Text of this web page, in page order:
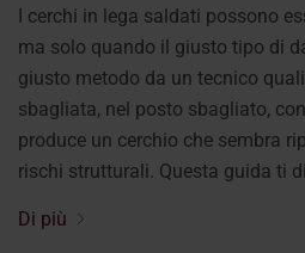
I cerchi in lega saldati possono
ma solo quando il giusto tipo di
giusto metodo da un tecnico
sbagliata, nel posto sbagliato,
produce un cerchio che sembra
rischi strutturali. Questa guida ti
Di più